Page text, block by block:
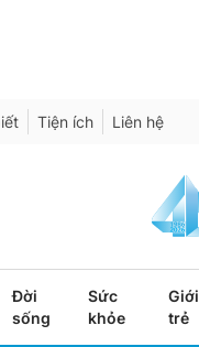
Tiện ích Liên hệ
Đời
sống
Sức
khỏe
Giới
trẻ